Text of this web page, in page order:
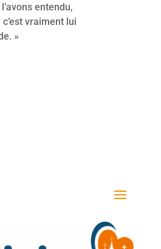
entendu,
vraiment lui
»